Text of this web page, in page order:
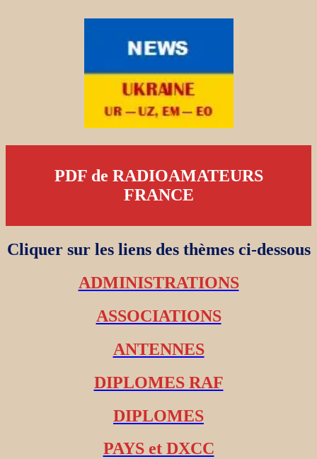
PDF de RADIOAMATEURS
FRANCE
Cliquer sur les liens des thèmes ci-dessous
ADMINISTRATIONS
ASSOCIATIONS
ANTENNES
DIPLOMES RAF
DIPLOMES
PAYS et DXCC